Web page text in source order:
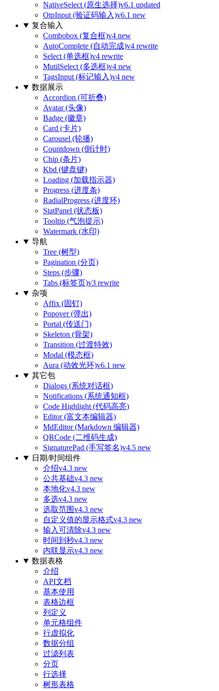
NativeSelect (原生选择)v6.1 updated
OtpInput (验证码输入)v6.1 new
复合输入
Combobox (复合框)v4 new
AutoComplete (自动完成)v4 rewrite
Select (单选框)v4 rewrite
MutilSelect (多选框)v4 new
TagsInput (标记输入)v4 new
数据展示
Accordion (可折叠)
Avatar (头像)
Badge (徽章)
Card (卡片)
Carousel (轮播)
Countdown (倒计时)
Chip (条片)
Kbd (键盘键)
Loading (加载指示器)
Progress (进度条)
RadialProgress (进度环)
StatPanel (状态板)
Tooltip (气泡提示)
Watermark (水印)
导航
Tree (树型)
Pagination (分页)
Steps (步骤)
Tabs (标签页)v3 rewrite
杂项
Affix (固钉)
Popover (弹出)
Portal (传送门)
Skeleton (骨架)
Transition (过渡特效)
Modal (模态框)
Aura (动效光环)v6.1 new
其它包
Dialogs (系统对话框)
Notifications (系统通知框)
Code Highlight (代码高亮)
Editor (富文本编辑器)
MdEditor (Markdown 编辑器)
QRCode (二维码生成)
SignaturePad (手写签名)v4.5 new
日期/时间组件
介绍v4.3 new
公共基础v4.3 new
本地化v4.3 new
多选v4.3 new
选取范围v4.3 new
自定义值的显示格式v4.3 new
输入可清除v4.3 new
时间到秒v4.3 new
内联显示v4.3 new
数据表格
介绍
API文档
基本使用
表格边框
列定义
单元格组件
行虚拟化
数据分组
过滤列表
分页
行选择
树形表格